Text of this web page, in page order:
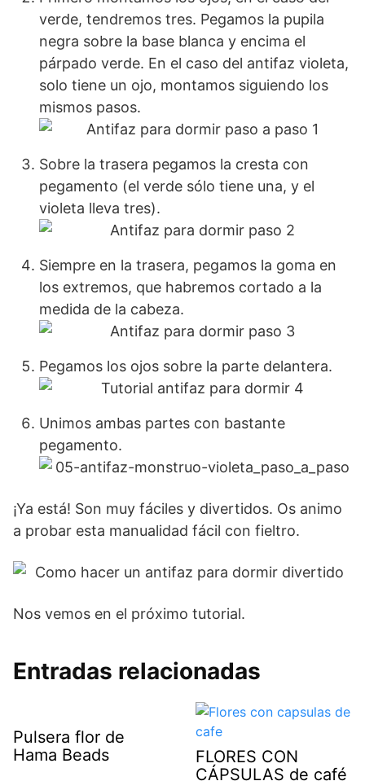
verde, tendremos tres. Pegamos la pupila
negra sobre la base blanca y encima el
párpado verde. En el caso del antifaz violeta,
solo tiene un ojo, montamos siguiendo los
mismos pasos.
Sobre la trasera pegamos la cresta con
pegamento (el verde sólo tiene una, y el
violeta lleva tres).
Siempre en la trasera, pegamos la goma en
los extremos, que habremos cortado a la
medida de la cabeza.
Pegamos los ojos sobre la parte delantera.
Unimos ambas partes con bastante
pegamento.
¡Ya está! Son muy fáciles y divertidos. Os animo
a probar esta manualidad fácil con fieltro.
Nos vemos en el próximo tutorial.
Entradas relacionadas
Pulsera flor de
Hama Beads
FLORES CON
CÁPSULAS de café